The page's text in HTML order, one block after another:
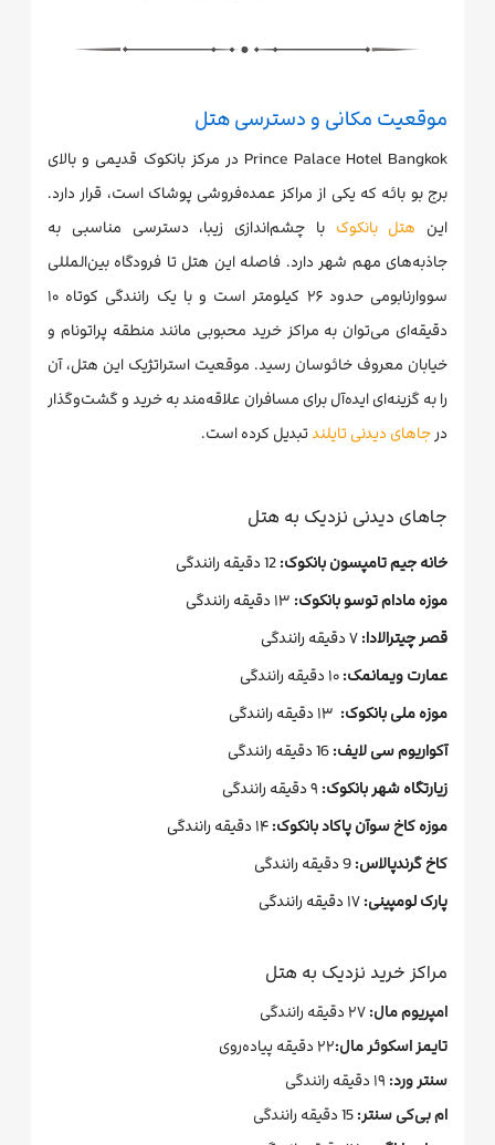
موقعیت مکانی و دسترسی هتل
Prince Palace Hotel Bangkok در مرکز بانکوک قدیمی و بالای
برج بو بائه که یکی از مراکز عمده‌فروشی پوشاک است، قرار دارد.
این هتل بانکوک با چشم‌اندازی زیبا، دسترسی مناسبی به
جاذبه‌های مهم شهر دارد. فاصله این هتل تا فرودگاه بین‌المللی
سووارنابومی حدود ۲۶ کیلومتر است و با یک رانندگی کوتاه ۱۰
دقیقه‌ای می‌توان به مراکز خرید محبوبی مانند منطقه پراتونام و
خیابان معروف خائوسان رسید. موقعیت استراتژیک این هتل، آن
را به گزینه‌ای ایده‌آل برای مسافران علاقه‌مند به خرید و گشت‌وگذار
درجاهای دیدنی تایلند تبدیل کرده است.
جاهای دیدنی نزدیک به هتل
خانه جیم تامپسون بانکوک:12 دقیقه رانندگی
موزه مادام توسو بانکوک:
قصر چیترالادا:
عمارت ویمانمک:
موزه ملی بانکوک:
آکواریوم سی لایف:
زیارتگاه شهر بانکوک:
موزه کاخ سوآن پاکاد بانکوک:
کاخ گرند‌پالاس:
پارک لومپینی:
مراکز خرید نزدیک به هتل
امپریوم مال:۲۷ دقیقه رانندگی
تایمز اسکوئر مال:۲۲ دقیقه پیاده‌روی
سنتر ورد:
ام ‌بی‌کی سنتر: